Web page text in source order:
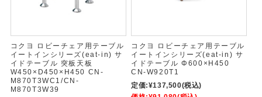
コクヨ ロビーチェア用テーブル
イートインシリーズ(eat-in) サ
イドテーブル 突板天板
W450×D450×H450 CN-
M870T3WC1/CN-
M870T3W39
コクヨ ロビーチェア用テーブル
イートインシリーズ(eat-in) サ
イドテーブル Φ600×H450
CN-W920T1
定価:¥137,500(税込)